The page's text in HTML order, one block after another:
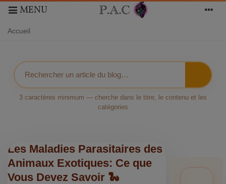
MENU
Accueil
3 caractères minimum — cherche dans le titre, le contenu et les
catégories
Les Maladies Parasitaires des
Animaux Exotiques: Ce que
Vous Devez Savoir 🐍